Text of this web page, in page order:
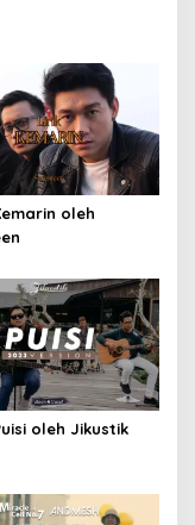
oleh
oleh Jikustik